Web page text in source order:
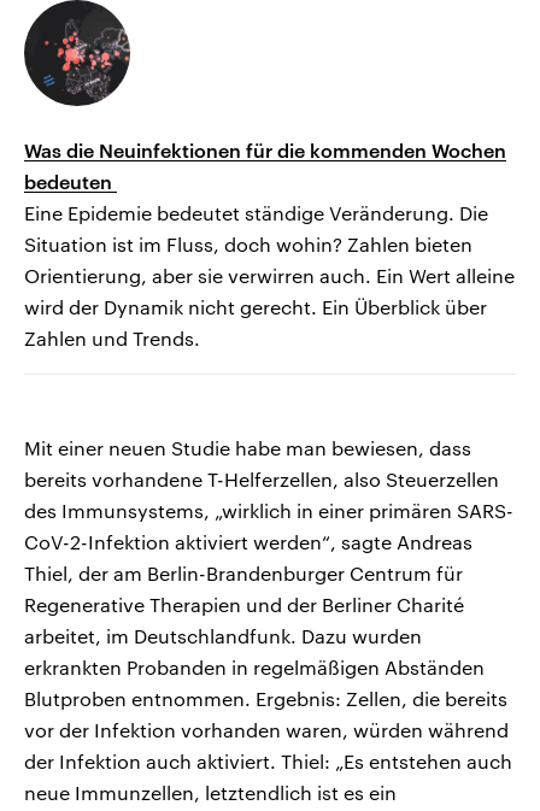
Was die Neuinfektionen für die kommenden Wochen
bedeuten
Eine Epidemie bedeutet ständige Veränderung. Die
Situation ist im Fluss, doch wohin? Zahlen bieten
Orientierung, aber sie verwirren auch. Ein Wert alleine
wird der Dynamik nicht gerecht. Ein Überblick über
Zahlen und Trends.
Mit einer neuen Studie habe man bewiesen, dass
bereits vorhandene T-Helferzellen, also Steuerzellen
des Immunsystems, „wirklich in einer primären SARS-
CoV-2-Infektion aktiviert werden“, sagte Andreas
Thiel, der am Berlin-Brandenburger Centrum für
Regenerative Therapien und der Berliner Charité
arbeitet, im Deutschlandfunk. Dazu wurden
erkrankten Probanden in regelmäßigen Abständen
Blutproben entnommen. Ergebnis: Zellen, die bereits
vor der Infektion vorhanden waren, würden während
der Infektion auch aktiviert. Thiel: „Es entstehen auch
neue Immunzellen, letztendlich ist es ein